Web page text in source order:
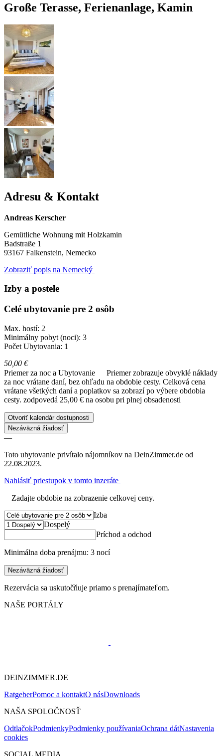
Große Terasse, Ferienanlage, Kamin
Adresu & Kontakt
Andreas Kerscher
Gemütliche Wohnung mit Holzkamin
Badstraße 1
93167 Falkenstein, Nemecko
Zobraziť popis na Nemecký
Izby a postele
Celé ubytovanie pre 2 osôb
Max. hostí: 2
Minimálny pobyt (noci): 3
Počet Ubytovania: 1
50,00 €
Priemer za noc a Ubytovanie
Priemer zobrazuje obvyklé náklady
za noc vrátane daní, bez ohľadu na obdobie cesty. Celková cena
vrátane všetkých daní a poplatkov sa zobrazí po výbere obdobia
cesty. zodpovedá 25,00 € na osobu pri plnej obsadenosti
Otvoriť kalendár dostupnosti
Nezáväzná žiadosť
—
Toto ubytovanie privítalo nájomníkov na DeinZimmer.de od
22.08.2023.
Nahlásiť priestupok v tomto inzeráte
Zadajte obdobie na zobrazenie celkovej ceny.
Izba
Dospelý
Príchod a odchod
Minimálna doba prenájmu: 3 nocí
Nezáväzná žiadosť
Rezervácia sa uskutočňuje priamo s prenajímateľom.
NAŠE PORTÁLY
DEINZIMMER.DE
RatgeberPomoc a kontaktO násDownloads
NAŠA SPOLOČNOSŤ
OdtlačokPodmienkyPodmienky používaniaOchrana dátNastavenia
cookies
SOCIAL MEDIA